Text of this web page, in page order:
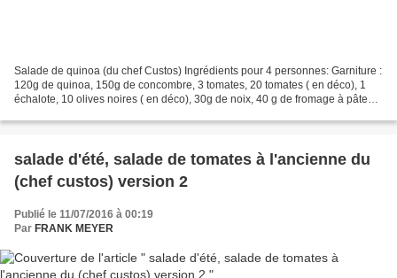
Salade de quinoa (du chef Custos) Ingrédients pour 4 personnes: Garniture :
120g de quinoa, 150g de concombre, 3 tomates, 20 tomates ( en déco), 1
échalote, 10 olives noires ( en déco), 30g de noix, 40 g de fromage à pâte
salade d'été, salade de tomates à l'ancienne du
(chef custos) version 2
Publié le 11/07/2016 à 00:19
Par FRANK MEYER